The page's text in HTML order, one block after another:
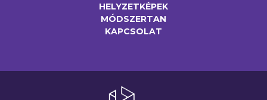
HELYZETKÉPEK
MÓDSZERTAN
KAPCSOLAT